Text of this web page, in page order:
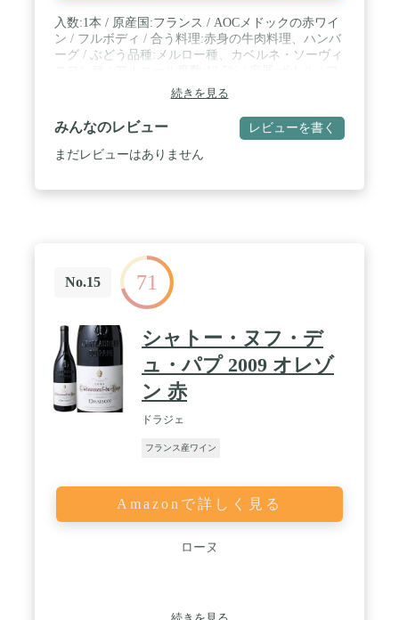
入数:1本 / 原産国:フランス / AOCメドックの赤ワイ
ン / フルボディ / 合う料理:赤身の牛肉料理、ハンバ
ーグ / ぶどう品種:メルロー種、カベルネ・ソーヴィ
ルーティな香りも楽しむ事が出来る赤ワイン。後口
では深いタンニンも感じる事が出来ます。15~17ヶ
月熟成。 / 赤ワイン
続きを見る
みんなのレビュー レビューを書く
まだレビューはありません
No.15 71
シャトー・ヌフ・デ
ュ・パプ 2009 オレゾ
ン 赤
ドラジェ
フランス産ワイン
Amazonで詳しく見る
ローヌ